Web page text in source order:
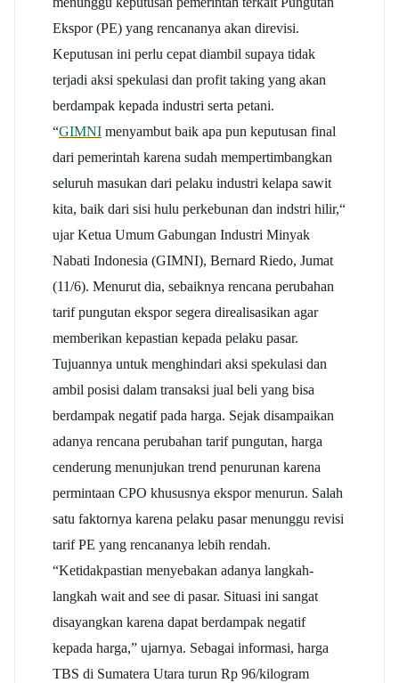
Ekspor (PE) yang rencananya akan direvisi.
Keputusan ini perlu cepat diambil supaya tidak
terjadi aksi spekulasi dan profit taking yang akan
berdampak kepada industri serta petani.
“GIMNI menyambut baik apa pun keputusan final
dari pemerintah karena sudah mempertimbangkan
seluruh masukan dari pelaku industri kelapa sawit
kita, baik dari sisi hulu perkebunan dan indstri hilir,“
ujar Ketua Umum Gabungan Industri Minyak
Nabati Indonesia (GIMNI), Bernard Riedo, Jumat
(11/6). Menurut dia, sebaiknya rencana perubahan
tarif pungutan ekspor segera direalisasikan agar
memberikan kepastian kepada pelaku pasar.
Tujuannya untuk menghindari aksi spekulasi dan
ambil posisi dalam transaksi jual beli yang bisa
berdampak negatif pada harga. Sejak disampaikan
adanya rencana perubahan tarif pungutan, harga
cenderung menunjukan trend penurunan karena
permintaan CPO khususnya ekspor menurun. Salah
satu faktornya karena pelaku pasar menunggu revisi
tarif PE yang rencananya lebih rendah.
“Ketidakpastian menyebakan adanya langkah-
langkah wait and see di pasar. Situasi ini sangat
disayangkan karena dapat berdampak negatif
kepada harga,” ujarnya. Sebagai informasi, harga
TBS di Sumatera Utara turun Rp 96/kilogram